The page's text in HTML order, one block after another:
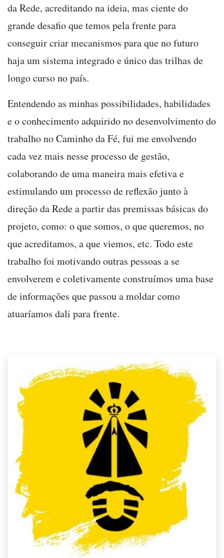
da Rede, acreditando na ideia, mas ciente do
grande desafio que temos pela frente para
conseguir criar mecanismos para que no futuro
haja um sistema integrado e único das trilhas de
longo curso no país.
Entendendo as minhas possibilidades, habilidades
e o conhecimento adquirido no desenvolvimento do
trabalho no Caminho da Fé, fui me envolvendo
cada vez mais nesse processo de gestão,
colaborando de uma maneira mais efetiva e
estimulando um processo de reflexão junto à
direção da Rede a partir das premissas básicas do
projeto, como: o que somos, o que queremos, no
que acreditamos, a que viemos, etc. Todo este
trabalho foi motivando outras pessoas a se
envolverem e coletivamente construímos uma base
de informações que passou a moldar como
atuaríamos dali para frente.